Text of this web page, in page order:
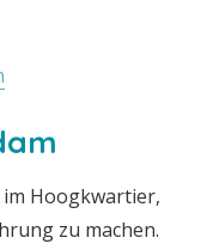
Hoogkwartier,
zu machen.